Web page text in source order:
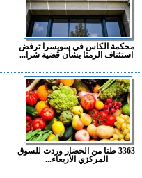
محكمة الكاس في سويسرا ترفض
استئناف الرمثا بشأن قضية شرا...
3363 طنا من الخضار وردت للسوق
المركزي الأربعاء...